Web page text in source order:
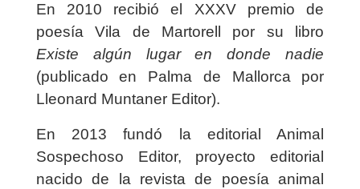
En 2010 recibió el XXXV premio de
poesía Vila de Martorell por su libro
Existe algún lugar en donde nadie
(publicado en Palma de Mallorca por
Lleonard Muntaner Editor).
En 2013 fundó la editorial Animal
Sospechoso Editor, proyecto editorial
nacido de la revista de poesía animal